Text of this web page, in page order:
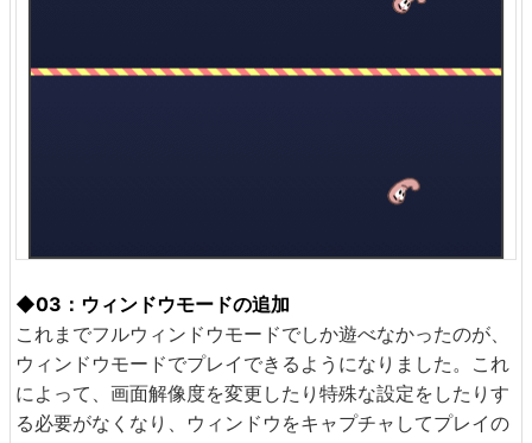
◆03：ウィンドウモードの追加
これまでフルウィンドウモードでしか遊べなかったのが、
ウィンドウモードでプレイできるようになりました。これ
によって、画面解像度を変更したり特殊な設定をしたりす
る必要がなくなり、ウィンドウをキャプチャしてプレイの